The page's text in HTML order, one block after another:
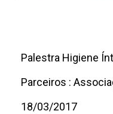
Palestra Higiene
Parceiros :
18/03/2017